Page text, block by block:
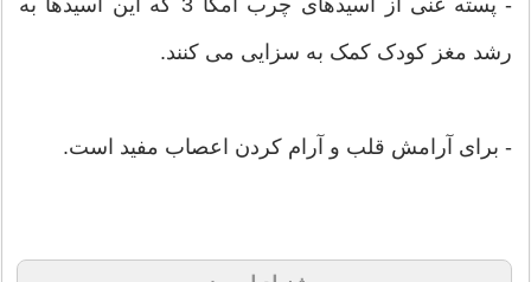
- پسته غنی از اسیدهای چرب امگا 3 که این اسیدها به
رشد مغز کودک کمک به سزایی می کنند.
- برای آرامش قلب و آرام کردن اعصاب مفید است.